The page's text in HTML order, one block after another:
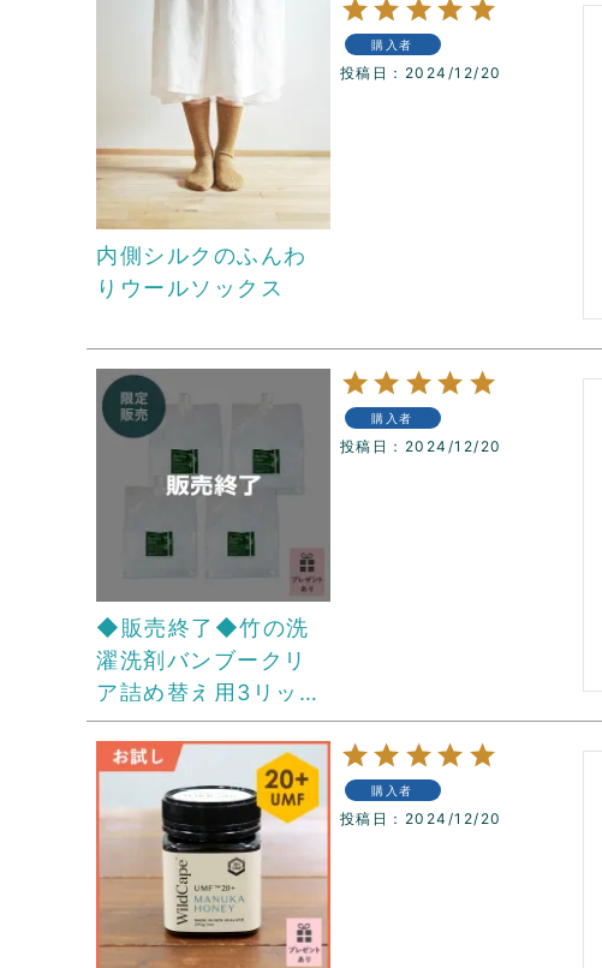
内側シルクのふんわ
りウールソックス
購入者
投稿日 2024/12/20
◆販売終了◆竹の洗
濯洗剤バンブークリ
ア詰め替え用3リット
ル 4パックセット
（透明ボトルプレゼ
ント付き）
購入者
投稿日 2024/12/20
購入者
投稿日 2024/12/20